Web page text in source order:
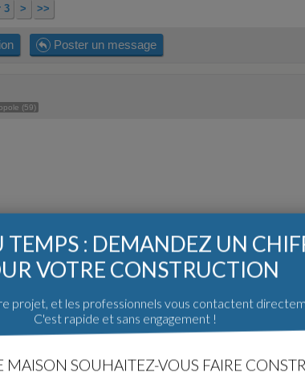
3 > >>
Poster un message
(59)
TEMPS : DEMANDEZ UN
VOTRE CONSTRUCTION
projet, et les professionnels vous contactent
C'est rapide et sans engagement !
MAISON SOUHAITEZ-VOUS FAIRE